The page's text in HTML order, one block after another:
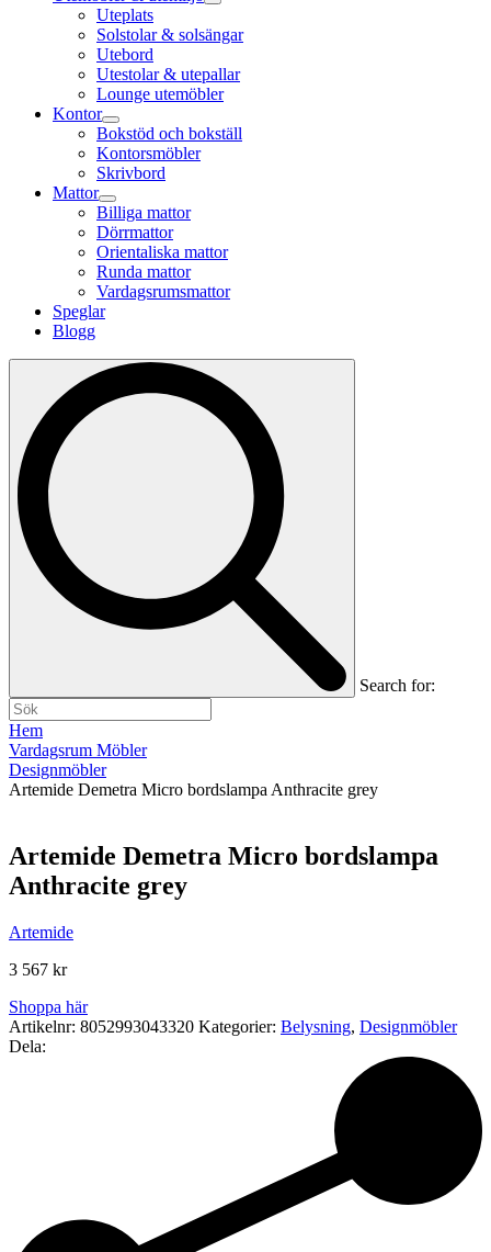
Uteplats
Solstolar & solsängar
Utebord
Utestolar & utepallar
Lounge utemöbler
Kontor
Bokstöd och bokställ
Kontorsmöbler
Skrivbord
Mattor
Billiga mattor
Dörrmattor
Orientaliska mattor
Runda mattor
Vardagsrumsmattor
Speglar
Blogg
Search for:
Hem
Vardagsrum Möbler
Designmöbler
Artemide Demetra Micro bordslampa Anthracite grey
Artemide Demetra Micro bordslampa
Anthracite grey
Artemide
3 567 kr
Shoppa här
Artikelnr: 8052993043320 Kategorier: Belysning, Designmöbler
Dela: